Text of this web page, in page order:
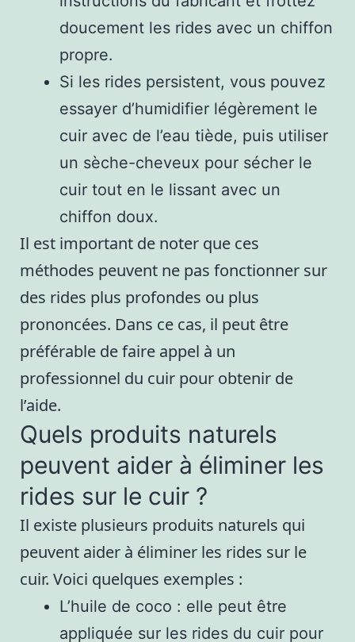
doucement les rides avec un chiffon
propre.
Si les rides persistent, vous pouvez
essayer d’humidifier légèrement le
cuir avec de l’eau tiède, puis utiliser
un sèche-cheveux pour sécher le
cuir tout en le lissant avec un
chiffon doux.
Il est important de noter que ces
méthodes peuvent ne pas fonctionner sur
des rides plus profondes ou plus
prononcées. Dans ce cas, il peut être
préférable de faire appel à un
professionnel du cuir pour obtenir de
l’aide.
Quels produits naturels
peuvent aider à éliminer les
rides sur le cuir ?
Il existe plusieurs produits naturels qui
peuvent aider à éliminer les rides sur le
cuir. Voici quelques exemples :
L’huile de coco : elle peut être
appliquée sur les rides du cuir pour